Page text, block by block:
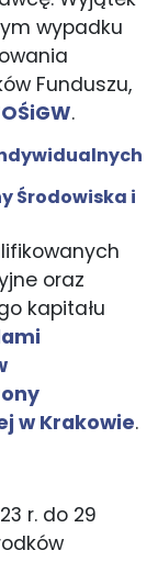
wypadku
Funduszu,
.
Środowiska i
oraz
kapitału
w Krakowie.
r. do 29